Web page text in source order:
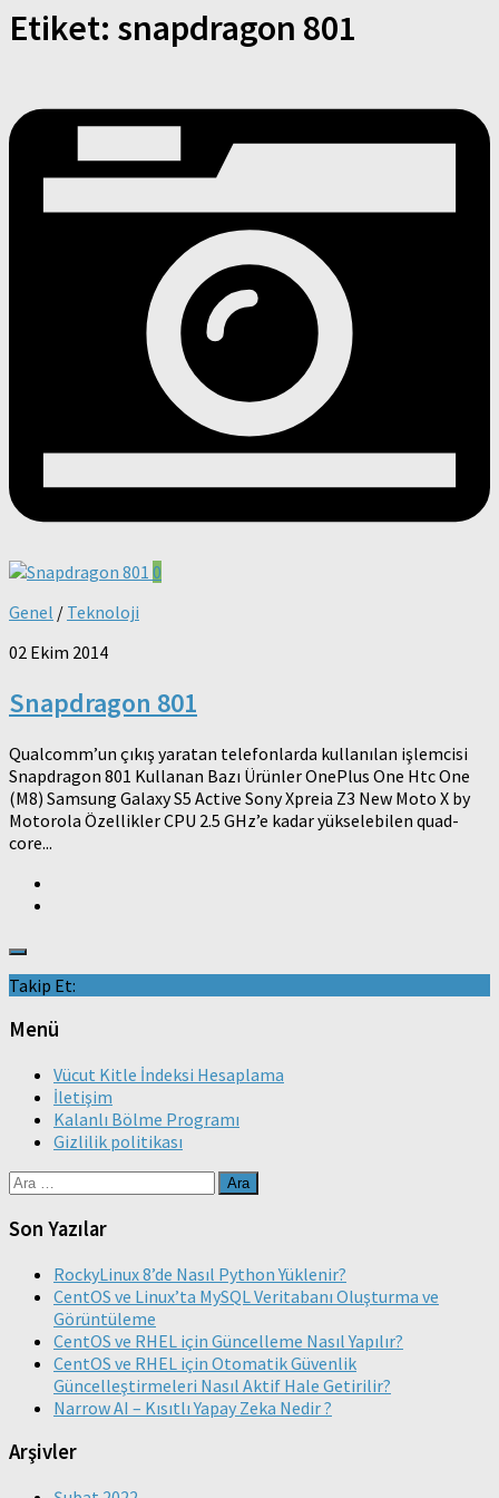
Etiket: snapdragon 801
0
Genel / Teknoloji
02 Ekim 2014
Snapdragon 801
Qualcomm’un çıkış yaratan telefonlarda kullanılan işlemcisi
Snapdragon 801 Kullanan Bazı Ürünler OnePlus One Htc One
(M8) Samsung Galaxy S5 Active Sony Xpreia Z3 New Moto X by
Motorola Özellikler CPU 2.5 GHz’e kadar yükselebilen quad-
core...
Takip Et:
Menü
Vücut Kitle İndeksi Hesaplama
İletişim
Kalanlı Bölme Programı
Gizlilik politikası
Arama:
Son Yazılar
RockyLinux 8’de Nasıl Python Yüklenir?
CentOS ve Linux’ta MySQL Veritabanı Oluşturma ve
Görüntüleme
CentOS ve RHEL için Güncelleme Nasıl Yapılır?
CentOS ve RHEL için Otomatik Güvenlik
Güncelleştirmeleri Nasıl Aktif Hale Getirilir?
Narrow AI – Kısıtlı Yapay Zeka Nedir ?
Arşivler